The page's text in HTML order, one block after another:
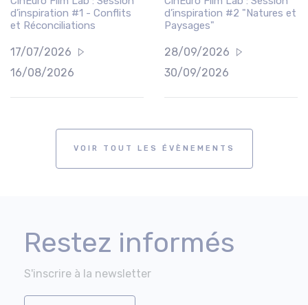
d’inspiration #1 - Conflits
et Réconciliations
17/07/2026
16/08/2026
d’inspiration #2 "Natures et
Paysages"
28/09/2026
30/09/2026
VOIR TOUT LES ÉVÈNEMENTS
Restez informés
S'inscrire à la newsletter